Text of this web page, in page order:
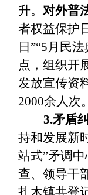
升。对外普
者权益保护
日”“5月民
点，组织开
发放宣传资
2000余人次。
3.矛盾
持和发展新
站式”矛调
查、领导干
扎木镇共登